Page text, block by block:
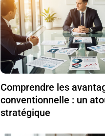
Comprendre les
conventionnelle : un
stratégique